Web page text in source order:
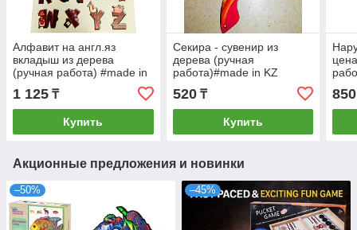
Алфавит на англ.яз
вкладыш из дерева
(ручная работа) #made in
1 125 ₸
Купить
Секира - сувенир из
дерева (ручная
работа)#made in KZ
520₸
Купить
850
Акционные предложения и новинки
–50% –45%